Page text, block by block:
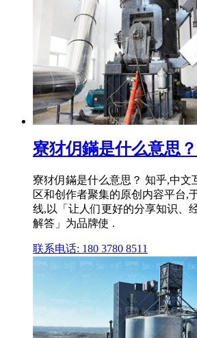
寮犲仴鏋是什么意思
寮犲仴鏋是什么意思？ 知乎,中文
区和创作者聚集的原创内容平台,
线,以「让人们更好的分享知识、
解答」为品牌使 .
联系电话: 180 3780 8511